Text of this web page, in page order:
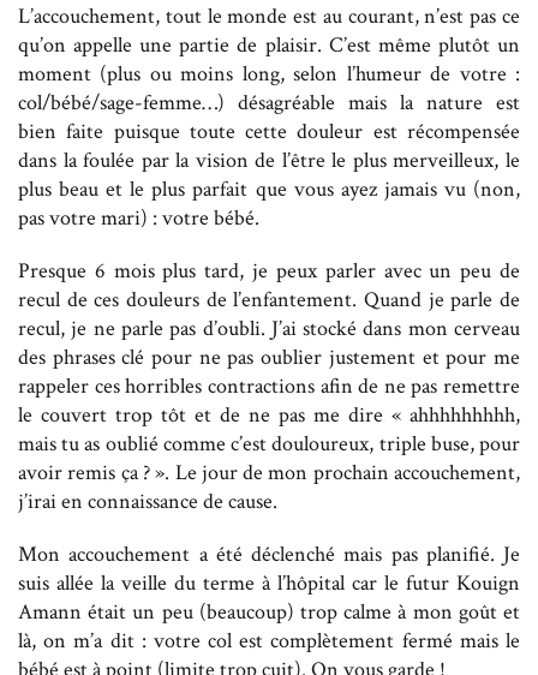
L’accouchement, tout le monde est au courant, n’est pas ce
qu’on appelle une partie de plaisir. C’est même plutôt un
moment (plus ou moins long, selon l’humeur de votre :
col/bébé/sage-femme…) désagréable mais la nature est
bien faite puisque toute cette douleur est récompensée
dans la foulée par la vision de l’être le plus merveilleux, le
plus beau et le plus parfait que vous ayez jamais vu (non,
pas votre mari) : votre bébé.
Presque 6 mois plus tard, je peux parler avec un peu de
recul de ces douleurs de l’enfantement. Quand je parle de
recul, je ne parle pas d’oubli. J’ai stocké dans mon cerveau
des phrases clé pour ne pas oublier justement et pour me
rappeler ces horribles contractions afin de ne pas remettre
le couvert trop tôt et de ne pas me dire « ahhhhhhhhh,
mais tu as oublié comme c’est douloureux, triple buse, pour
avoir remis ça ? ». Le jour de mon prochain accouchement,
j’irai en connaissance de cause.
Mon accouchement a été déclenché mais pas planifié. Je
suis allée la veille du terme à l’hôpital car le futur Kouign
Amann était un peu (beaucoup) trop calme à mon goût et
là, on m’a dit : votre col est complètement fermé mais le